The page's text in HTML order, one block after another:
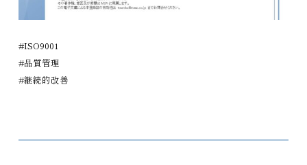
#ISO9001
#品質管理
#継続的改善